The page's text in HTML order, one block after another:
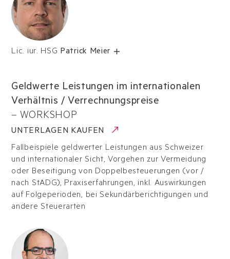
Lic. iur. HSG Patrick Meier
Geldwerte Leistungen im internationalen
Verhältnis / Verrechnungspreise
– WORKSHOP
UNTERLAGEN KAUFEN
Fallbeispiele geldwerter Leistungen aus Schweizer
und internationaler Sicht, Vorgehen zur Vermeidung
oder Beseitigung von Doppelbesteuerungen (vor /
nach StADG), Praxiserfahrungen, inkl. Auswirkungen
auf Folgeperioden, bei Sekundärberichtigungen und
andere Steuerarten